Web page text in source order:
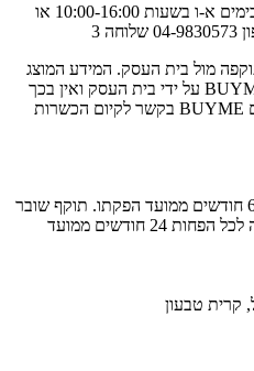
שוברים כספיים- ניתן לממש ביקב בימים א-ו בשעות 10:00-16:00 או
3
מול בית העסק. המידע המוצג
ביחס לכשרות הוא כפי שנמסר ל-BUYME על ידי בית העסק ואין בכך
כדי להוות מצג ו/או התחייבות מטעם BUYME בקשר לקיום הכשרות
תוקף שובר כספי הינו לכל הפחות 60 חודשים ממועד הפקתו. תוקף שובר
לרכישת מוצר או שירות מסויים יהיה לכל הפחות 24 חודשים ממועד
קרית טבעון